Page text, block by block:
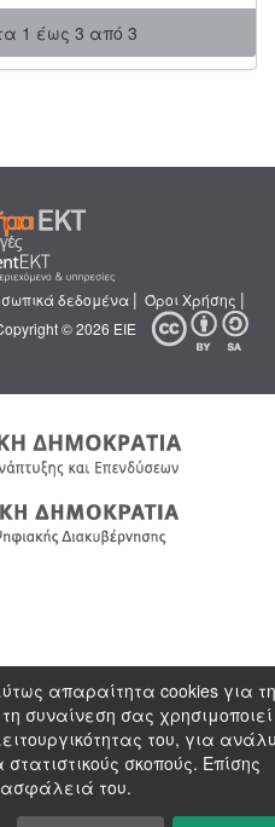
1 έως 3 από 3
δεδομένα | Όροι Χρήσης |
© 2026 ΕΙΕ
απαραίτητα cookies για
συναίνεση σας χρησιμοποιεί
του, για
σκοπούς. Επίσης
ασφάλειά του.